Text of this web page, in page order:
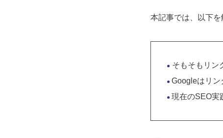
本記事では、以下を
● そもそもリン
● Googleはリン
● 現在のSEO実